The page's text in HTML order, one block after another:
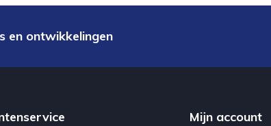
en ontwikkelingen
Mijn account